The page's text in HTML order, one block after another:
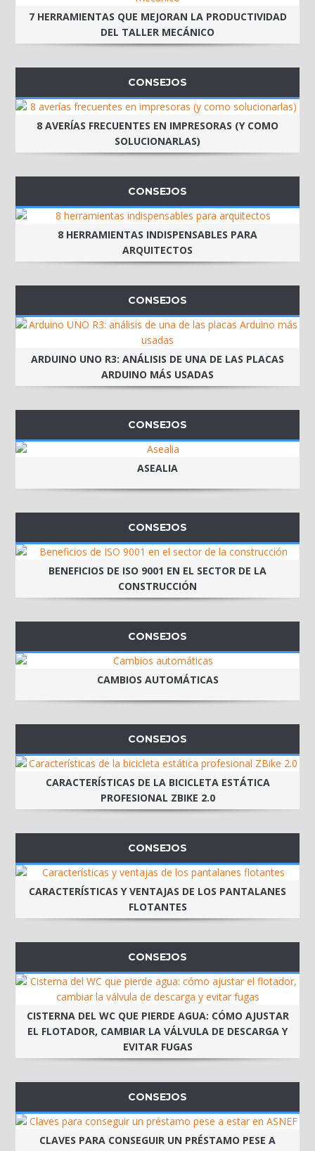
7 HERRAMIENTAS QUE MEJORAN LA PRODUCTIVIDAD
DEL TALLER MECÁNICO
CONSEJOS
8 AVERÍAS FRECUENTES EN IMPRESORAS (Y COMO
SOLUCIONARLAS)
CONSEJOS
8 HERRAMIENTAS INDISPENSABLES PARA
ARQUITECTOS
CONSEJOS
ARDUINO UNO R3: ANÁLISIS DE UNA DE LAS PLACAS
ARDUINO MÁS USADAS
CONSEJOS
ASEALIA
CONSEJOS
BENEFICIOS DE ISO 9001 EN EL SECTOR DE LA
CONSTRUCCIÓN
CONSEJOS
CAMBIOS AUTOMÁTICAS
CONSEJOS
CARACTERÍSTICAS DE LA BICICLETA ESTÁTICA
PROFESIONAL ZBIKE 2.0
CONSEJOS
CARACTERÍSTICAS Y VENTAJAS DE LOS PANTALANES
FLOTANTES
CONSEJOS
CISTERNA DEL WC QUE PIERDE AGUA: CÓMO AJUSTAR
EL FLOTADOR, CAMBIAR LA VÁLVULA DE DESCARGA Y
EVITAR FUGAS
CONSEJOS
CLAVES PARA CONSEGUIR UN PRÉSTAMO PESE A